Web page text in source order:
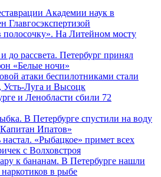
Академии наук в
Главгосэкспертизой
полосочку». На Литейном мосту
до рассвета. Петербург принял
«Белые ночи»
атаки беспилотниками стали
Луга и Высоцк
и Ленобласти сбили 72
В Петербурге спустили на воду
Ипатов»
настал. «Рыбацкое» примет всех
с Волховстроя
к бананам. В Петербурге нашли
в рыбе